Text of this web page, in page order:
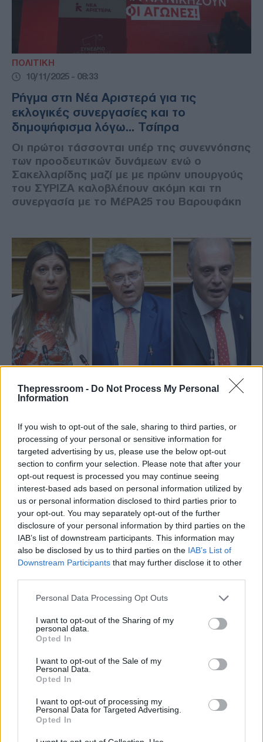
Thepressroom - Do Not Process My Personal
Information
If you wish to opt-out of the sale, sharing to third parties, or
processing of your personal or sensitive information for
targeted advertising by us, please use the below opt-out
section to confirm your selection. Please note that after your
opt-out request is processed you may continue seeing
interest-based ads based on personal information utilized by
us or personal information disclosed to third parties prior to
your opt-out. You may separately opt-out of the further
disclosure of your personal information by third parties on the
IAB’s list of downstream participants. This information may
also be disclosed by us to third parties on the IAB’s List of
Downstream Participants that may further disclose it to other
Please note that this website/app uses one or more Google
not limited to your visit or usage behaviour. You may click to
grant or deny consent to Google and its third-party tags to
use your data for below specified purposes in below Google
consent section.
Personal Data Processing Opt Outs
I want to opt-out of the Sharing of my
personal data.
Opted In
I want to opt-out of the Sale of my
Personal Data.
Opted In
I want to opt-out of processing my
Personal Data for Targeted Advertising.
Opted In
ΠΟΛΙΤΙΚΗ
10/11/2025 - 08:33
Ρήγμα στη Νέα Αριστερά για τις
εκλογικές συνεργασίες και το
δημοψήφισμα λόγω... Τσίπρα
Οι πρώτοι τάσσονται υπέρ της συνεννόησης
των προοδευτικών δυνάμεων ενώ ο
Σακελλαρίδης μαζί με με πρώην υπουργούς
του ΣΥΡΙΖΑ καλοβλέπουν ακόμη και τη
συνεργασία με το ΜέΡΑ25 του Βαρουφάκη
31/07/2025 - 11:07
Βελόπουλος: η αρχηγική τετράς των
fake news
Στην ελληνική πολιτική σκηνή, όπου το
διαδίκτυο έχει αναδειχθεί σε βασικό κανάλι
διαμόρφωσης της κοινής γνώμης, με τους
πολίτες να δέχονται καθημερινά καταιγισμό
πληροφοριών, η παραπληροφόρηση και οι
θεωρίες συνωμοσίας φαίνεται πως βρίσκουν
εύφορο έδαφος.